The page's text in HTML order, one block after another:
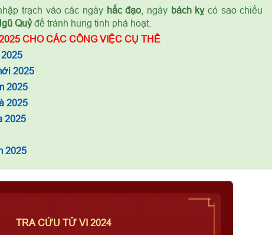
trạch vào các ngày hắc đạo , ngày bách kỵcó sao chiếu
Quỷđể tránh hung tinh phá hoạt.
CHO CÁC CÔNG VIỆC CỤ THỂ
2025
2025
2025
2025
2025
TRA CỨU TỬ VI 2024